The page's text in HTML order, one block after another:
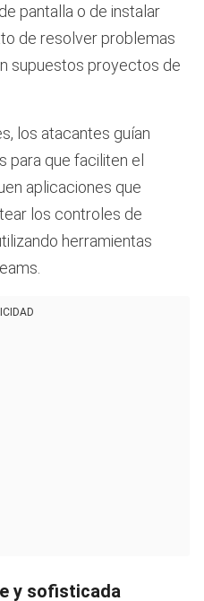
pantalla o de instalar
de resolver problemas
supuestos proyectos de
los atacantes guían
para que faciliten el
aplicaciones que
los controles de
herramientas
y sofisticada